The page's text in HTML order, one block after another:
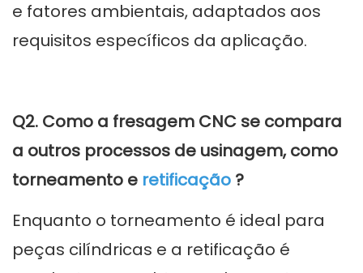
e fatores ambientais, adaptados aos
requisitos específicos da aplicação.
Q2. Como a fresagem CNC se compara
a outros processos de usinagem, como
torneamento e retificação ?
Enquanto o torneamento é ideal para
peças cilíndricas e a retificação é